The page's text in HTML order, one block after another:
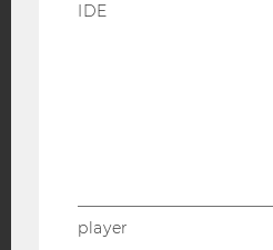
IDE
player